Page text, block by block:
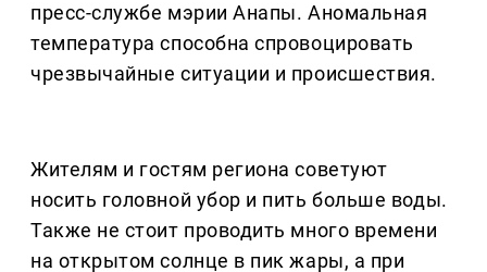
пресс-службе мэрии Анапы. Аномальная
температура способна спровоцировать
чрезвычайные ситуации и происшествия.
Жителям и гостям региона советуют
носить головной убор и пить больше воды.
Также не стоит проводить много времени
на открытом солнце в пик жары, а при